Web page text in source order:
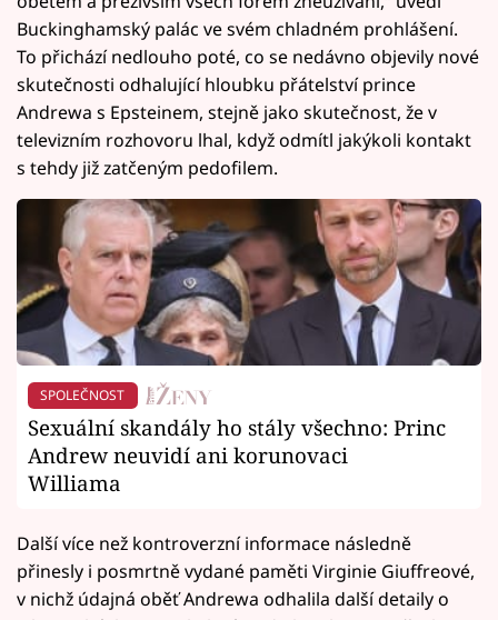
Buckinghamský palác ve svém chladném prohlášení.
To přichází nedlouho poté, co se nedávno objevily nové
skutečnosti odhalující hloubku přátelství prince
Andrewa s Epsteinem, stejně jako skutečnost, že v
televizním rozhovoru lhal, když odmítl jakýkoli kontakt
s tehdy již zatčeným pedofilem.
SPOLEČNOST
Sexuální skandály ho stály všechno: Princ
Andrew neuvidí ani korunovaci
Williama
Další více než kontroverzní informace následně
přinesly i posmrtně vydané paměti Virginie Giuffreové,
v nichž údajná oběť Andrewa odhalila další detaily o